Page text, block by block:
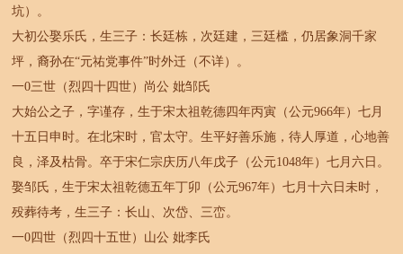
坑）。
大初公娶乐氏，生三子：长廷栋，次廷建，三廷槛，仍居象洞千家
坪，裔孙在“元祐党事件”时外迁（不详）。
一0三世（烈四十四世）尚公 妣邹氏
大始公之子，字谨存，生于宋太祖乾德四年丙寅（公元966年）七月
十五日申时。在北宋时，官太守。生平好善乐施，待人厚道，心地善
良，泽及枯骨。卒于宋仁宗庆历八年戊子（公元1048年）七月六日。
娶邹氏，生于宋太祖乾德五年丁卯（公元967年）七月十六日未时，
殁葬待考，生三子：长山、次岱、三峦。
一0四世（烈四十五世）山公 妣李氏